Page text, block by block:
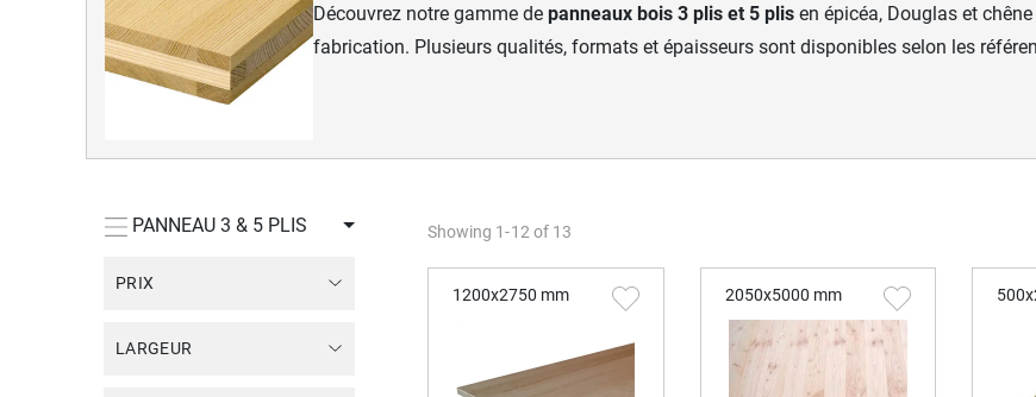
Découvrez notre gamme depanneaux bois 3 plis et 5 plis en épicéa, Douglas et
fabrication. Plusieurs qualités, formats et épaisseurs sont disponibles selon les
Showing 1-12of 13
1200x2750 mm 2050x5000 mm
PANNEAU 3 & 5 PLIS
PRIX
LARGEUR